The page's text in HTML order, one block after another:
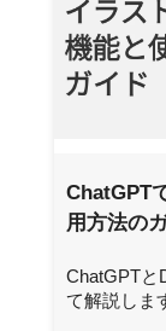
ChatGPT
用方法の
ChatGPTと
て解説しま